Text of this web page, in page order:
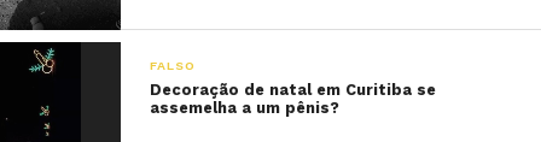
FALSO
Decoração de natal em Curitiba se
assemelha a um pênis?